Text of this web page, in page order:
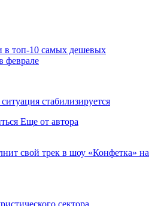
в топ-10 самых дешевых
феврале
стабилизируется
Еще от автора
свой трек в шоу «Конфетка» на
сектора